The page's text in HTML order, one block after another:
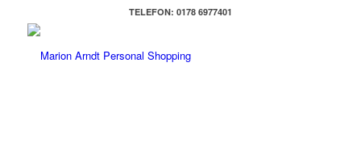
TELEFON: 0178 6977401